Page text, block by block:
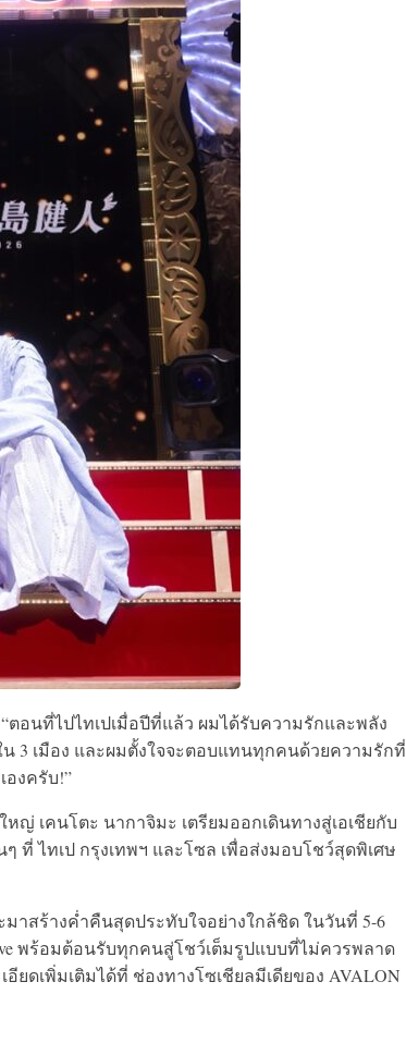
ตอนที่ไปไทเปเมื่อปีที่แล้ว ผมได้รับความรักและพลัง
3 เมือง และผมตั้งใจจะตอบแทนทุกคนด้วยความรักที่
งครับ!”
เคนโตะ นากาจิมะ เตรียมออกเดินทางสู่เอเชียกับ
ๆ ที่ ไทเป กรุงเทพฯ และโซล เพื่อส่งมอบโชว์สุดพิเศษ
าสร้างค่ำคืนสุดประทับใจอย่างใกล้ชิด ในวันที่ 5-6
พร้อมต้อนรับทุกคนสู่โชว์เต็มรูปแบบที่ไม่ควรพลาด
ยดเพิ่มเติมได้ที่ ช่องทางโซเชียลมีเดียของ AVALON